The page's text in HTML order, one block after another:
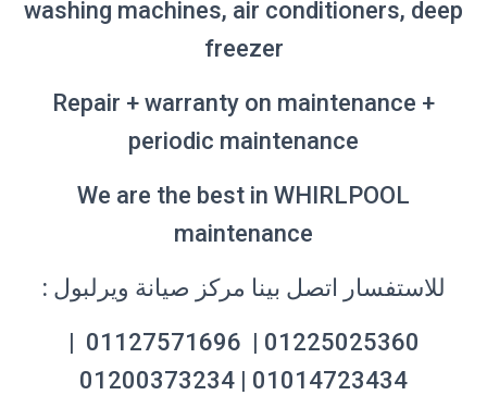
washing machines, air conditioners, deep
freezer
Repair + warranty on maintenance +
periodic maintenance
We are the best in WHIRLPOOL
maintenance
للاستفسار اتصل بينا مركز صيانة ويرلبول :
01225025360 | 01127571696 |
01014723434 | 01200373234